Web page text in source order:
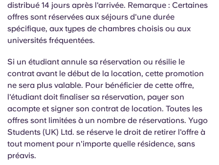
distribué 14 jours après l'arrivée. Remarque : Certaines
offres sont réservées aux séjours d'une durée
spécifique, aux types de chambres choisis ou aux
universités fréquentées.
Si un étudiant annule sa réservation ou résilie le
contrat avant le début de la location, cette promotion
ne sera plus valable. Pour bénéficier de cette offre,
l'étudiant doit finaliser sa réservation, payer son
acompte et signer son contrat de location. Toutes les
offres sont limitées à un nombre de réservations. Yugo
Students (UK) Ltd. se réserve le droit de retirer l'offre à
tout moment pour n'importe quelle résidence, sans
préavis.